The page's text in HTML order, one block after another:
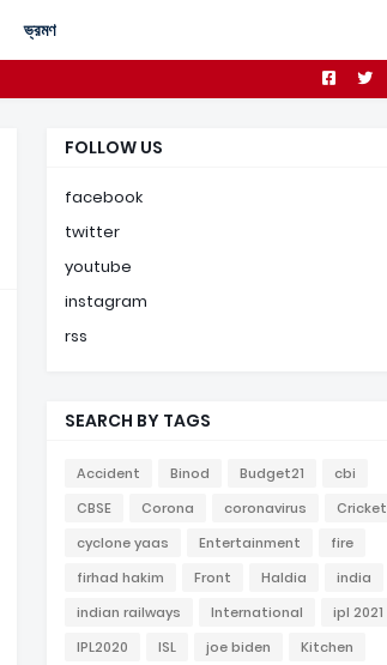
ভ্রমণ
FOLLOW US
facebook
twitter
youtube
instagram
rss
SEARCH BY TAGS
Accident Binod Budget21
cbi
CBSE
Corona coronavirus
Cricket
cyclone yaas
Entertainment
fire
firhad hakim
Front Haldia
india
indian railways
International
ipl 2021
IPL2020
ISL joe biden
Kitchen